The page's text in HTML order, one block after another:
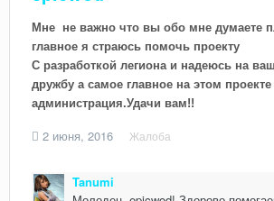
Мне не важно что вы обо мне думаете
главное я страюсь помочь проекту
С разработкой легиона и надеюсь на
дружбу а самое главное на этом
администрация.Удачи вам!!
2 июня, 2016 Жалоба
Tanumi